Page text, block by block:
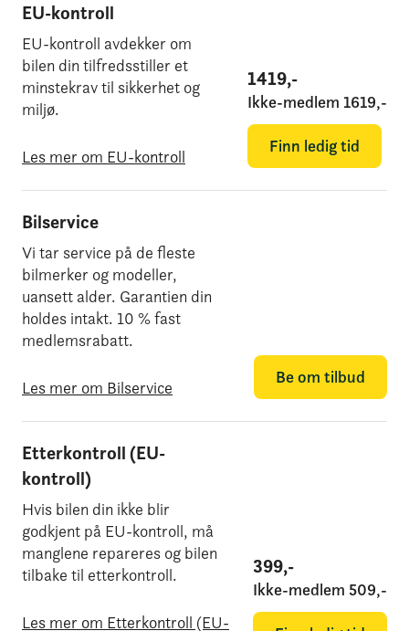
EU-kontroll
EU-kontroll avdekker om
bilen din tilfredsstiller et
minstekrav til sikkerhet og
miljø.
Les mer om EU-kontroll
1419,-
Ikke-medlem 1619,-
Finn ledig tid
Bilservice
Vi tar service på de fleste
bilmerker og modeller,
uansett alder. Garantien din
holdes intakt. 10 % fast
medlemsrabatt.
Les mer om Bilservice
Be om tilbud
Etterkontroll (EU-
kontroll)
Hvis bilen din ikke blir
godkjent på EU-kontroll, må
manglene repareres og bilen
tilbake til etterkontroll.
Les mer om Etterkontroll (EU-
399,-
Ikke-medlem 509,-